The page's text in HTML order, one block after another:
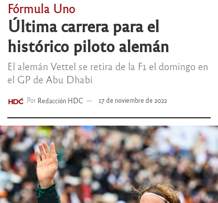
Fórmula Uno
Última carrera para el
histórico piloto alemán
El alemán Vettel se retira de la F1 el domingo en
el GP de Abu Dhabi
Por Redacción HDC 17 de noviembre de 2022